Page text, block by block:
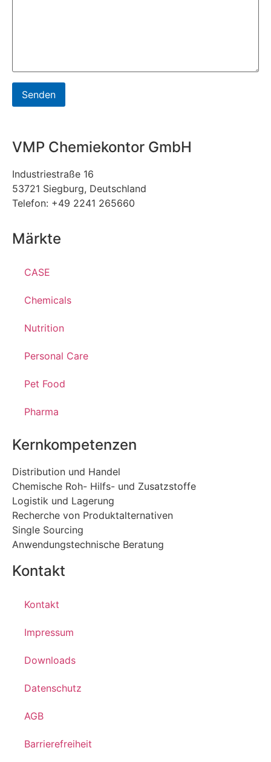
VMP Chemiekontor GmbH
Industriestraße 16
53721 Siegburg, Deutschland
Telefon: +49 2241 265660
Märkte
CASE
Chemicals
Nutrition
Personal Care
Pet Food
Pharma
Kernkompetenzen
Distribution und Handel
Chemische Roh- Hilfs- und Zusatzstoffe
Logistik und Lagerung
Recherche von Produktalternativen
Single Sourcing
Anwendungstechnische Beratung
Kontakt
Kontakt
Impressum
Downloads
Datenschutz
AGB
Barrierefreiheit